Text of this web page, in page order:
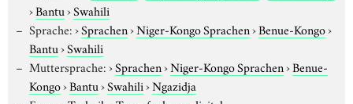
›Bantu›Swahili
Sprache:›Sprachen›Niger-Kongo Sprachen›Benue-Kongo›
Bantu›Swahili
Muttersprache:›Sprachen›Niger-Kongo Sprachen›Benue-
Kongo›Bantu›Swahili›Ngazidja